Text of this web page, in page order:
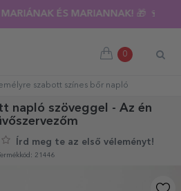
ÉS MARIANNAK! 🎁 🍷
0
szabott színes bőr napló
napló szöveggel - Az én
Írd meg te az első véleményt!
21446